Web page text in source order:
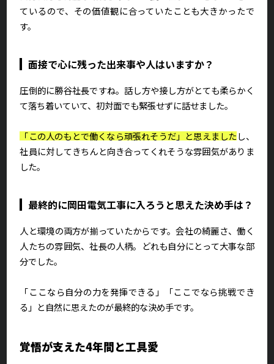
ているので、その価値観に合っていたことも大きかったで
す。
面接で心に残った出来事や人はいますか？
圧倒的に勝谷社長ですね。話し方や接し方がとても柔らかく
て落ち着いていて、初対面でも緊張せずに話せました。
「この人のもとで働くなら頑張れそうだ」と思えましたし、
社員に対してきちんと向き合ってくれそうな雰囲気がありま
した。
最終的に岡田電気工事に入ろうと思えた決め手は？
人と環境の両方が揃っていたからです。会社の綺麗さ、働く
人たちの雰囲気、社長の人柄。どれも自分にとって大事な部
分でした。
「ここなら自分の力を発揮できる」「ここでなら挑戦でき
る」と自然に思えたのが最終的な決め手です。
覚悟が支えた4年間と工具愛